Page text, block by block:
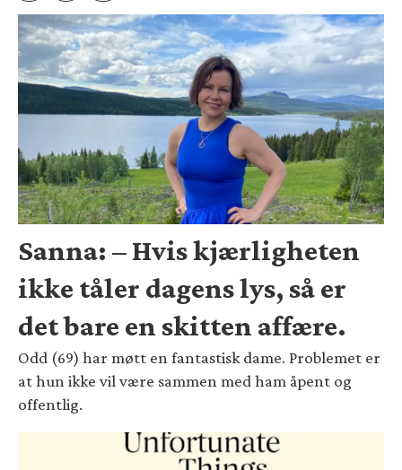
Sanna: – Hvis kjærligheten
ikke tåler dagens lys, så er
det bare en skitten affære.
Odd (69) har møtt en fantastisk dame. Problemet er
at hun ikke vil være sammen med ham åpent og
offentlig.